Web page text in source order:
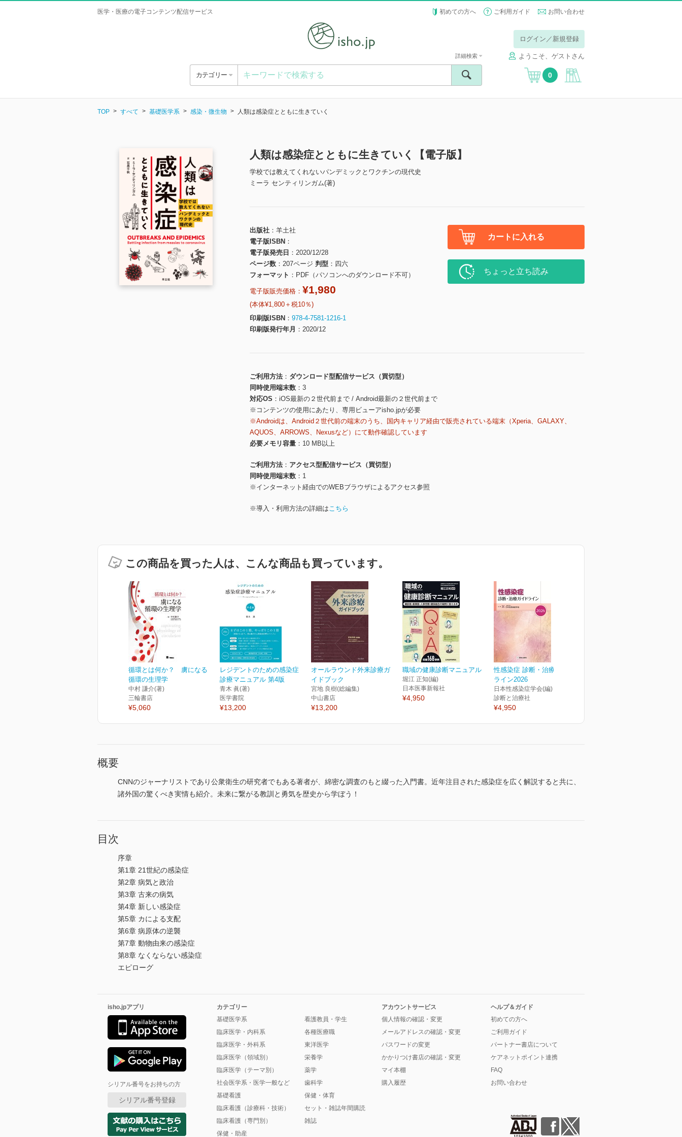
医学・医療の電子コンテンツ配信サービス 初めての方へ ご利用ガイド お問い合わせ
ログイン／新規登録
ようこそ、ゲストさん
カテゴリー
詳細検索
0
TOP すべて 基礎医学系 感染・微生物 人類は感染症とともに生きていく
人類は感染症とともに生きていく【電子版】
学校では教えてくれないパンデミックとワクチンの現代史
ミーラ センティリンガム(著)
出版社
羊土社
電子版ISBN
電子版発売日
2020/12/28
ページ数
207ページ 判型
四六
フォーマット
PDF（パソコンへのダウンロード不可）
電子版販売価格： ¥1,980
(本体¥1,800＋税10％)
印刷版ISBN
978-4-7581-1216-1
印刷版発行年月
2020/12
カートに入れる
ちょっと立ち読み
ご利用方法
ダウンロード型配信サービス（買切型）
同時使用端末数
3
対応OS
iOS最新の２世代前まで / Android最新の２世代前まで
※コンテンツの使用にあたり、専用ビューアisho.jpが必要
※Androidは、Android２世代前の端末のうち、国内キャリア経由で販売されている端末（Xperia、GALAXY、
AQUOS、ARROWS、Nexusなど）にて動作確認しています
必要メモリ容量
10 MB以上
ご利用方法
アクセス型配信サービス（買切型）
同時使用端末数
1
※インターネット経由でのWEBブラウザによるアクセス参照
※導入・利用方法の詳細はこちら
この商品を買った人は、こんな商品も買っています。
循環とは何か？ 虜になる
循環の生理学
中村 謙介(著)
三輪書店
¥5,060
レジデントのための感染症
診療マニュアル 第4版
青木 眞(著)
医学書院
¥13,200
オールラウンド外来診療ガ
イドブック
宮地 良樹(総編集)
中山書店
¥13,200
職域の健康診断マニュアル
堀江 正知(編)
日本医事新報社
¥4,950
性感染症 診断・治療ガイド
ライン2026
日本性感染症学会(編)
診断と治療社
¥4,950
概要
CNNのジャーナリストであり公衆衛生の研究者でもある著者が、綿密な調査のもと綴った入門書。近年注目された感染症を広く解説すると共に、
諸外国の驚くべき実情も紹介。未来に繋がる教訓と勇気を歴史から学ぼう！
目次
序章
第1章 21世紀の感染症
第2章 病気と政治
第3章 古来の病気
第4章 新しい感染症
第5章 カによる支配
第6章 病原体の逆襲
第7章 動物由来の感染症
第8章 なくならない感染症
エピローグ
isho.jpアプリ
シリアル番号をお持ちの方
シリアル番号登録
カテゴリー
基礎医学系
臨床医学・内科系
臨床医学・外科系
臨床医学（領域別）
臨床医学（テーマ別）
社会医学系・医学一般など
基礎看護
臨床看護（診療科・技術）
臨床看護（専門別）
保健・助産
看護教員・学生
各種医療職
東洋医学
栄養学
薬学
歯科学
保健・体育
セット・雑誌年間購読
雑誌
アカウントサービス
個人情報の確認・変更
メールアドレスの確認・変更
パスワードの変更
かかりつけ書店の確認・変更
マイ本棚
購入履歴
ヘルプ＆ガイド
初めての方へ
ご利用ガイド
パートナー書店について
ケアネットポイント連携
FAQ
お問い合わせ